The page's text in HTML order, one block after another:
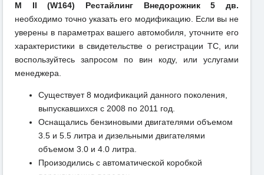
M II (W164) Рестайлинг Внедорожник 5 дв.
необходимо точно указать его модификацию. Если вы не
уверены в параметрах вашего автомобиля, уточните его
характеристики в свидетельстве о регистрации ТС, или
воспользуйтесь запросом по вин коду, или услугами
менеджера.
Существует 8 модификаций данного поколения,
выпускавшихся с 2008 по 2011 год.
Оснащались бензиновыми двигателями объемом
3.5 и 5.5 литра и дизельными двигателями
объемом 3.0 и 4.0 литра.
Произодились с автоматической коробкой